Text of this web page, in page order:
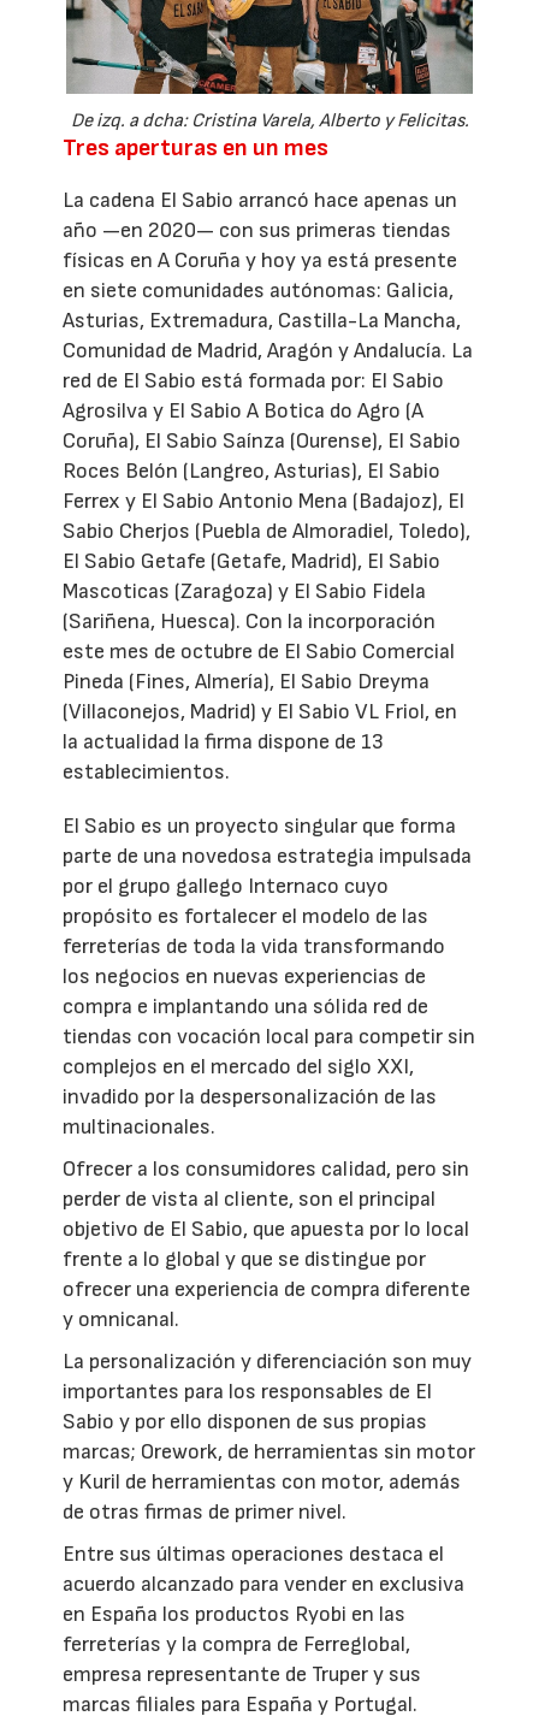
De izq. a dcha: Cristina Varela, Alberto y Felicitas.
Tres aperturas en un mes
La cadena El Sabio arrancó hace apenas un
año —en 2020— con sus primeras tiendas
físicas en A Coruña y hoy ya está presente
en siete comunidades autónomas: Galicia,
Asturias, Extremadura, Castilla-La Mancha,
Comunidad de Madrid, Aragón y Andalucía. La
red de El Sabio está formada por: El Sabio
Agrosilva y El Sabio A Botica do Agro (A
Coruña), El Sabio Saínza (Ourense), El Sabio
Roces Belón (Langreo, Asturias), El Sabio
Ferrex y El Sabio Antonio Mena (Badajoz), El
Sabio Cherjos (Puebla de Almoradiel, Toledo),
El Sabio Getafe (Getafe, Madrid), El Sabio
Mascoticas (Zaragoza) y El Sabio Fidela
(Sariñena, Huesca). Con la incorporación
este mes de octubre de El Sabio Comercial
Pineda (Fines, Almería), El Sabio Dreyma
(Villaconejos, Madrid) y El Sabio VL Friol, en
la actualidad la firma dispone de 13
establecimientos.
El Sabio es un proyecto singular que forma
parte de una novedosa estrategia impulsada
por el grupo gallego Internaco cuyo
propósito es fortalecer el modelo de las
ferreterías de toda la vida transformando
los negocios en nuevas experiencias de
compra e implantando una sólida red de
tiendas con vocación local para competir sin
complejos en el mercado del siglo XXI,
invadido por la despersonalización de las
multinacionales.
Ofrecer a los consumidores calidad, pero sin
perder de vista al cliente, son el principal
objetivo de El Sabio, que apuesta por lo local
frente a lo global y que se distingue por
ofrecer una experiencia de compra diferente
y omnicanal.
La personalización y diferenciación son muy
importantes para los responsables de El
Sabio y por ello disponen de sus propias
marcas; Orework, de herramientas sin motor
y Kuril de herramientas con motor, además
de otras firmas de primer nivel.
Entre sus últimas operaciones destaca el
acuerdo alcanzado para vender en exclusiva
en España los productos Ryobi en las
ferreterías y la compra de Ferreglobal,
empresa representante de Truper y sus
marcas filiales para España y Portugal.